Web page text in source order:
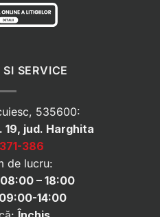
SERVICE
535600:
19, jud. Harghita
386
de lucru:
08:00 – 18:00
09:00-14:00